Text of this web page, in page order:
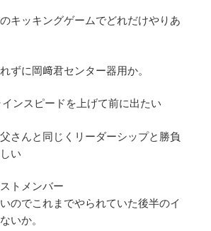
キッキングゲームでどれだけやりあ
ずに岡﨑君センター器用か。
ンスピードを上げて前に出たい
さんと同じくリーダーシップと勝負
い
トメンバー
のでこれまでやられていた後半のイ
いか。